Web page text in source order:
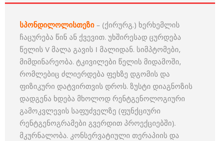
სპონდილოლისთეზი – (ქირურგ.) ხერხემლის
ჩაცურება წინ ან ქვევით. უხშირესად ცურდება
წელის V მალა გავის I მალიდან. სიმპტომები,
მიმდინარეობა. ტკივილები წელის მიდამოში,
რომლებიც ძლიერდება ფეხზე დგომის და
ფიზიკური დატვირთვის დროს. ზუსტი დიაგნოზის
დადგენა ხდება მხოლოდ რენტგენოლოგიური
გამოკვლევის საფუძველზე (ფუნქციური
რენტგენოგრამები გვერდით პროექციებში).
მკურნალობა. კონსერვატიული თერაპიის და